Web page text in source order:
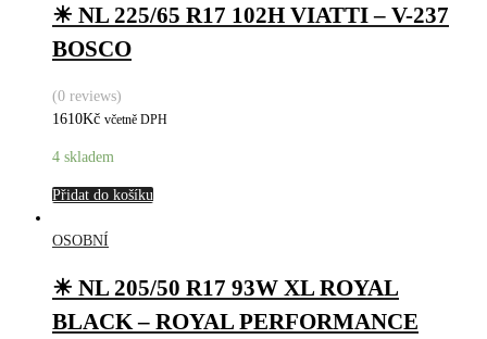
☀ NL 225/65 R17 102H VIATTI – V-237
BOSCO
(0 reviews)
1610Kč včetně DPH
4 skladem
Přidat do košíku
OSOBNÍ
☀ NL 205/50 R17 93W XL ROYAL
BLACK – ROYAL PERFORMANCE